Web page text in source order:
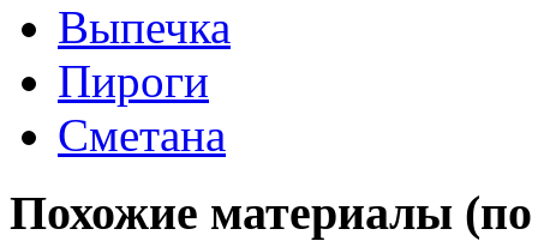
Выпечка
Пироги
Сметана
Похожие материалы (по